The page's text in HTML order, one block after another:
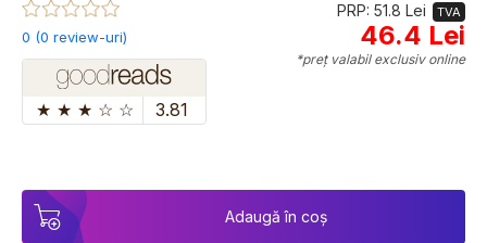
0 (0 review-uri)
★ ★ ★ ☆ ☆ 3.81
PRP: 51.8 Lei TVA
46.4 Lei
*preț valabil exclusiv online
Adaugă în coș